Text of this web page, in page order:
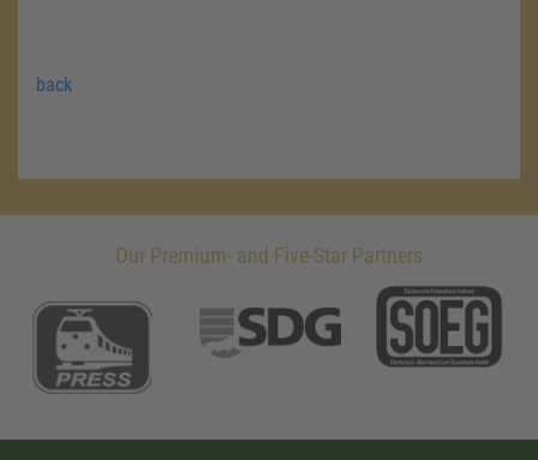
back
Our Premium- and Five-Star Partners